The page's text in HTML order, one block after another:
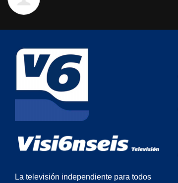
La televisión independiente para todos